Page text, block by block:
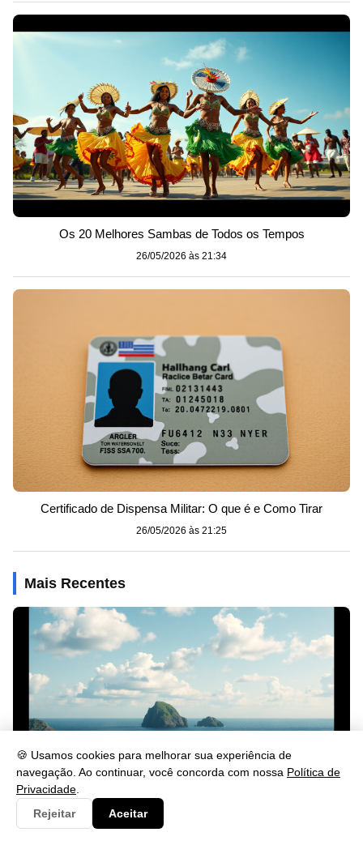
🍪 Usamos cookies para melhorar sua experiência de
navegação. Ao continuar, você concorda com nossa Política de
Privacidade
Rejeitar
Aceitar
Os 20 Melhores Sambas de Todos os Tempos
26/05/2026 às 21:34
Certificado de Dispensa Militar: O que é e Como Tirar
26/05/2026 às 21:25
Mais Recentes
Sinônimo de Impedimento: Veja Palavras Equivalentes